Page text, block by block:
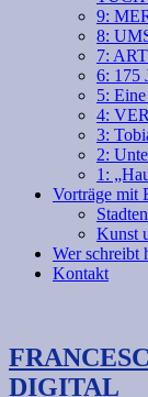
9:
8:
7:
6: 175
5:
4:
3:
2:
1:
Vorträge mit
Kunst
Wer schreibt
Kontakt
DIGITAL